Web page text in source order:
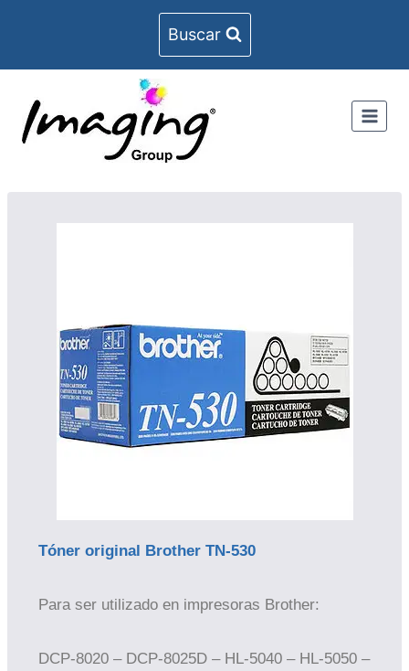
Buscar
Tóner original Brother TN-530
Para ser utilizado en impresoras Brother:
DCP-8020 – DCP-8025D – HL-5040 – HL-5050 –